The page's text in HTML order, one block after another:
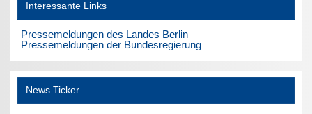
Interessante Links
Pressemeldungen des Landes Berlin
Pressemeldungen der Bundesregierung
News Ticker